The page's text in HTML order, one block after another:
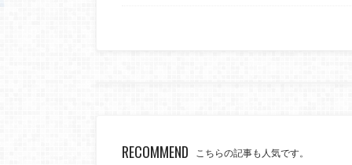
RECOMMEND こちらの記事も人気です。